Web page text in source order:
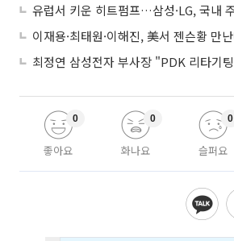
좋아요
0
화나요
0
슬퍼요
0